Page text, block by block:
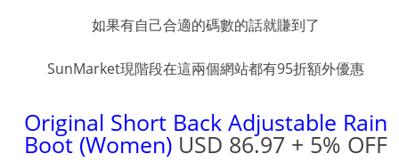
如果有自己合適的碼數的話就賺到了
SunMarket現階段在這兩個網站都有95折額外優惠
Original Short Back Adjustable Rain
Boot (Women) USD 86.97 + 5% OFF